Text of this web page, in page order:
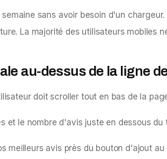
sans avoir besoin d'un chargeur.
La majorité des utilisateurs mobiles
au-dessus de la ligne
doit scroller tout en bas de la
et le nombre d'avis juste en dessous du
meilleurs avis près du bouton d'ajout au